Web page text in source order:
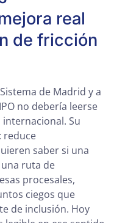
real
de fricción
de Madrid y a
no debería leerse
Su
reduce
saber si una
ruta de
procesales,
ciegos que
de inclusión. Hoy